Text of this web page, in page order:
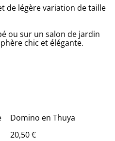
de légère variation de taille
ou sur un salon de jardin
chic et élégante.
Domino en Thuya
20,50 €